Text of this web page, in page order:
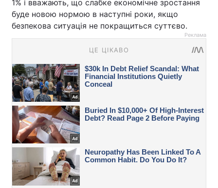
1% і вважають, що слабке економічне зростання
буде новою нормою в наступні роки, якщо
безпекова ситуація не покращиться суттєво.
Реклама